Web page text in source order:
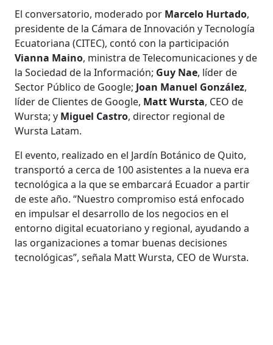
El conversatorio, moderado por Marcelo Hurtado,
presidente de la Cámara de Innovación y Tecnología
Ecuatoriana (CITEC), contó con la participación
Vianna Maino, ministra de Telecomunicaciones y de
la Sociedad de la Información; Guy Nae, líder de
Sector Público de Google; Joan Manuel González,
líder de Clientes de Google, Matt Wursta, CEO de
Wursta; y Miguel Castro, director regional de
Wursta Latam.
El evento, realizado en el Jardín Botánico de Quito,
transportó a cerca de 100 asistentes a la nueva era
tecnológica a la que se embarcará Ecuador a partir
de este año. “Nuestro compromiso está enfocado
en impulsar el desarrollo de los negocios en el
entorno digital ecuatoriano y regional, ayudando a
las organizaciones a tomar buenas decisiones
tecnológicas”, señala Matt Wursta, CEO de Wursta.